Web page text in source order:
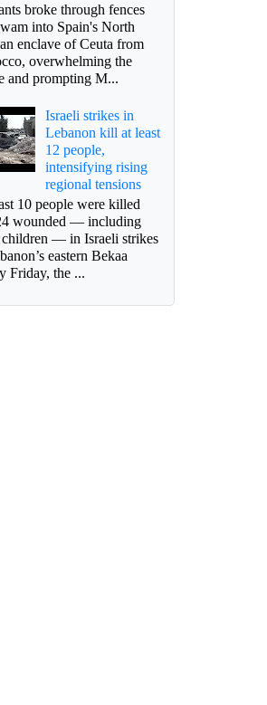
broke through fences
into Spain's North
enclave of Ceuta from
overwhelming the
and prompting M...
Israeli strikes in
Lebanon kill at least
12 people,
intensifying rising
regional tensions
10 people were killed
wounded — including
children — in Israeli strikes
eastern Bekaa
Friday, the ...